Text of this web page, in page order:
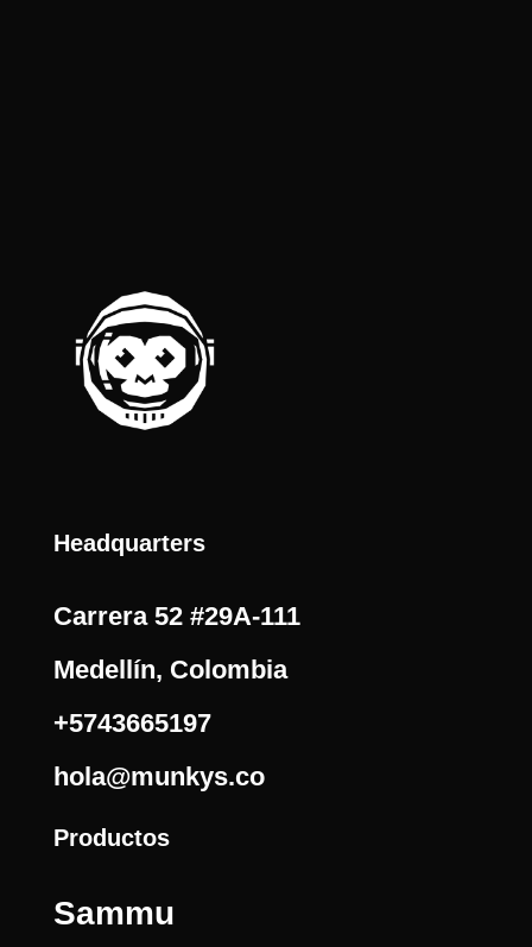
Headquarters
Carrera 52 #29A-111
Medellín, Colombia
+5743665197
hola@munkys.co
Productos
Sammu